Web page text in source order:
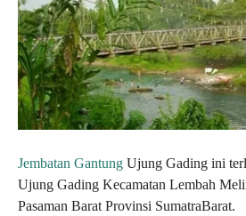
Jembatan Gantung Ujung Gading ini
Ujung Gading Kecamatan Lembah
Pasaman Barat Provinsi SumatraBarat.